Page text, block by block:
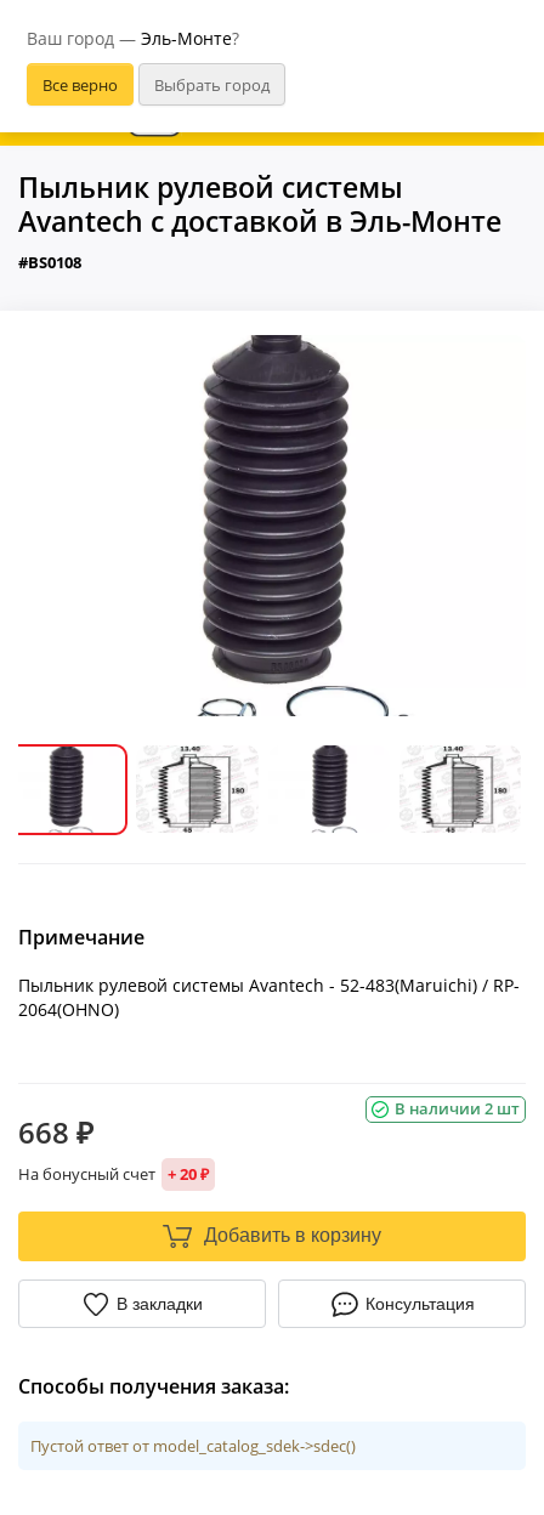
Ваш город — Эль-Монте?
В приложении удобнее
Пыльник рулевой системы
Avantech с доставкой в Эль-Монте
#BS0108
Примечание
Пыльник рулевой системы Avantech - 52-483(Maruichi) / RP-
2064(OHNO)
В наличии 2 шт
668 ₽
На бонусный счет + 20 ₽
Добавить в корзину
В закладки Консультация
Способы получения заказа:
Пустой ответ от model_catalog_sdek->sdec()